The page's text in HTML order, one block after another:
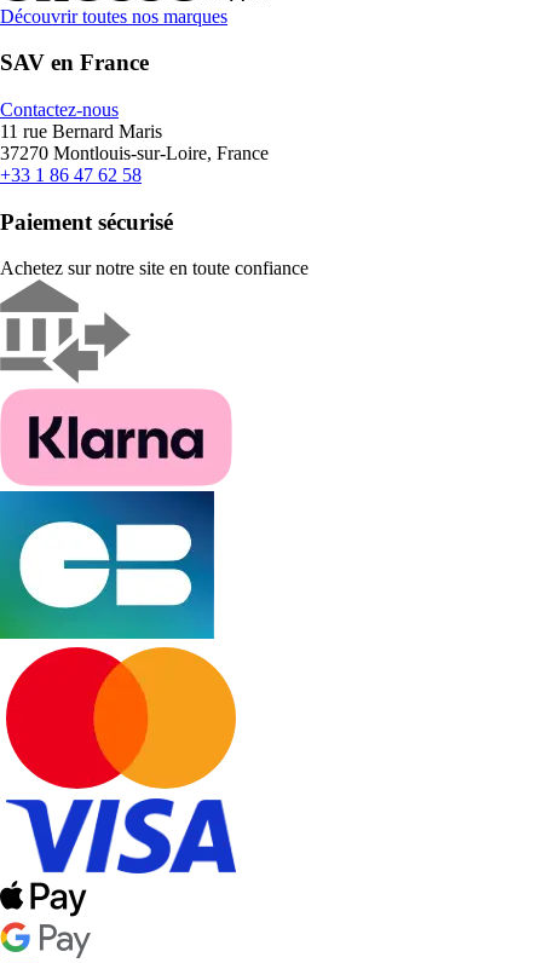
Découvrir toutes nos marques
SAV en France
Contactez-nous
11 rue Bernard Maris
37270 Montlouis-sur-Loire, France
+33 1 86 47 62 58
Paiement sécurisé
Achetez sur notre site en toute confiance